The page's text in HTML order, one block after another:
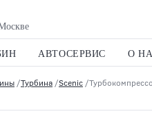
АВТОСЕРВИС О
/Турбина /Scenic /